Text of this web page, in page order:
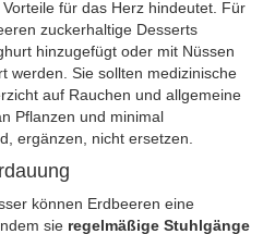
für das Herz hindeutet. Für
zuckerhaltige Desserts
hinzugefügt oder mit Nüssen
werden. Sie sollten medizinische
auf Rauchen und allgemeine
Pflanzen und minimal
ergänzen, nicht ersetzen.
können Erdbeeren eine
sie regelmäßige Stuhlgänge